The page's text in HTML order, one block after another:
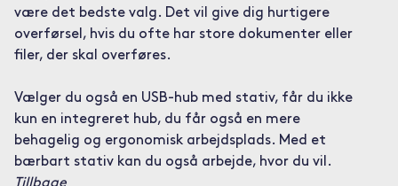
være det bedste valg. Det vil give dig hurtigere
overførsel, hvis du ofte har store dokumenter eller
filer, der skal overføres.
Vælger du også en USB-hub med stativ, får du ikke
kun en integreret hub, du får også en mere
behagelig og ergonomisk arbejdsplads. Med et
bærbart stativ kan du også arbejde, hvor du vil.